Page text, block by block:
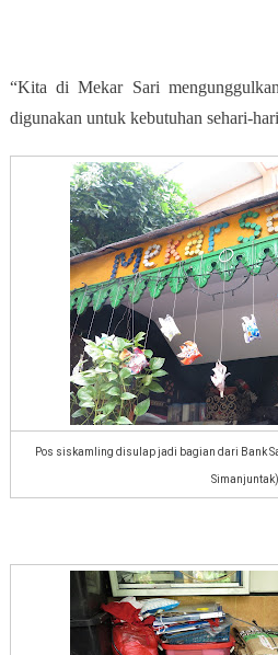
“Kita di Mekar Sari
digunakan untuk kebutuhan sehari-
Pos siskamling disulap jadi bagian dari Bank
Simanjuntak)